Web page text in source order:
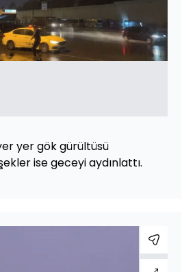
yer gök gürültüsü
ise geceyi aydınlattı.